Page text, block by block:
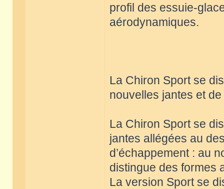
profil des essuie-
aérodynamiques.
La Chiron Sport se
nouvelles jantes et
La Chiron Sport se
jantes allégées au
d’échappement : au
distingue des formes
La version Sport se